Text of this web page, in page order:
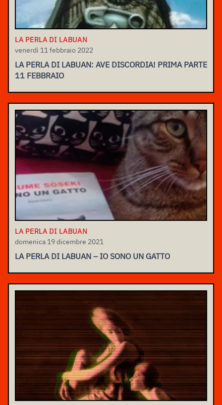
LA PERLA DI LABUAN
venerdì 11 febbraio 2022
LA PERLA DI LABUAN: AVE DISCORDIA! PRIMA PARTE
11 FEBBRAIO
LA PERLA DI LABUAN
domenica 19 dicembre 2021
LA PERLA DI LABUAN – IO SONO UN GATTO